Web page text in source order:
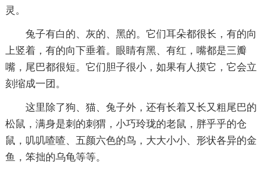
灵。
兔子有白的、灰的、黑的。它们耳朵都很长，有的向
上竖着，有的向下垂着。眼睛有黑、有红，嘴都是三瓣
嘴，尾巴都很短。它们胆子很小，如果有人摸它，它会立
刻缩成一团。
这里除了狗、猫、兔子外，还有长着又长又粗尾巴的
松鼠，满身是刺的刺猬，小巧玲珑的老鼠，胖乎乎的仓
鼠，叽叽喳喳、五颜六色的鸟，大大小小、形状各异的金
鱼，笨拙的乌龟等等。